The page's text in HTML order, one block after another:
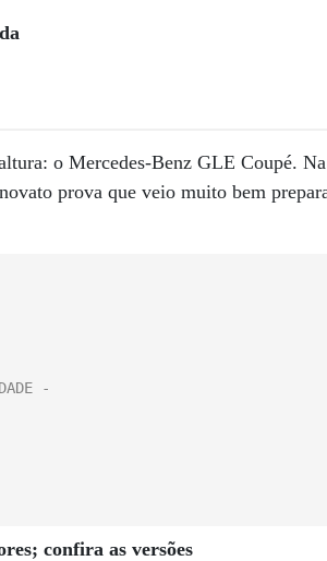
o Mercedes-Benz GLE Coupé. Na
prova que veio muito bem
confira as versões